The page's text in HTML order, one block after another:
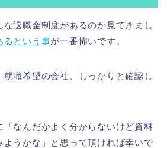
退職金制度があるのか見てきまし
るという事が一番怖いです。
就職希望の会社、しっかりと確認し
「なんだかよく分からないけど資料
ようかな」と思って頂ければ幸いで